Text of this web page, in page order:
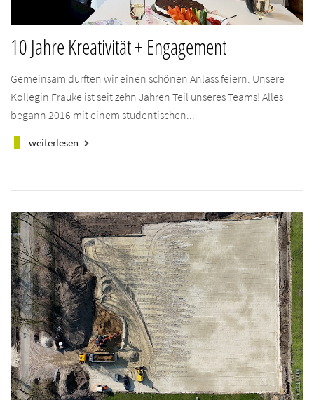
10 Jahre Kreativität + Engagement
Gemeinsam durften wir einen schönen Anlass feiern: Unsere
Kollegin Frauke ist seit zehn Jahren Teil unseres Teams! Alles
begann 2016 mit einem studentischen...
weiterlesen keyboard_arrow_right